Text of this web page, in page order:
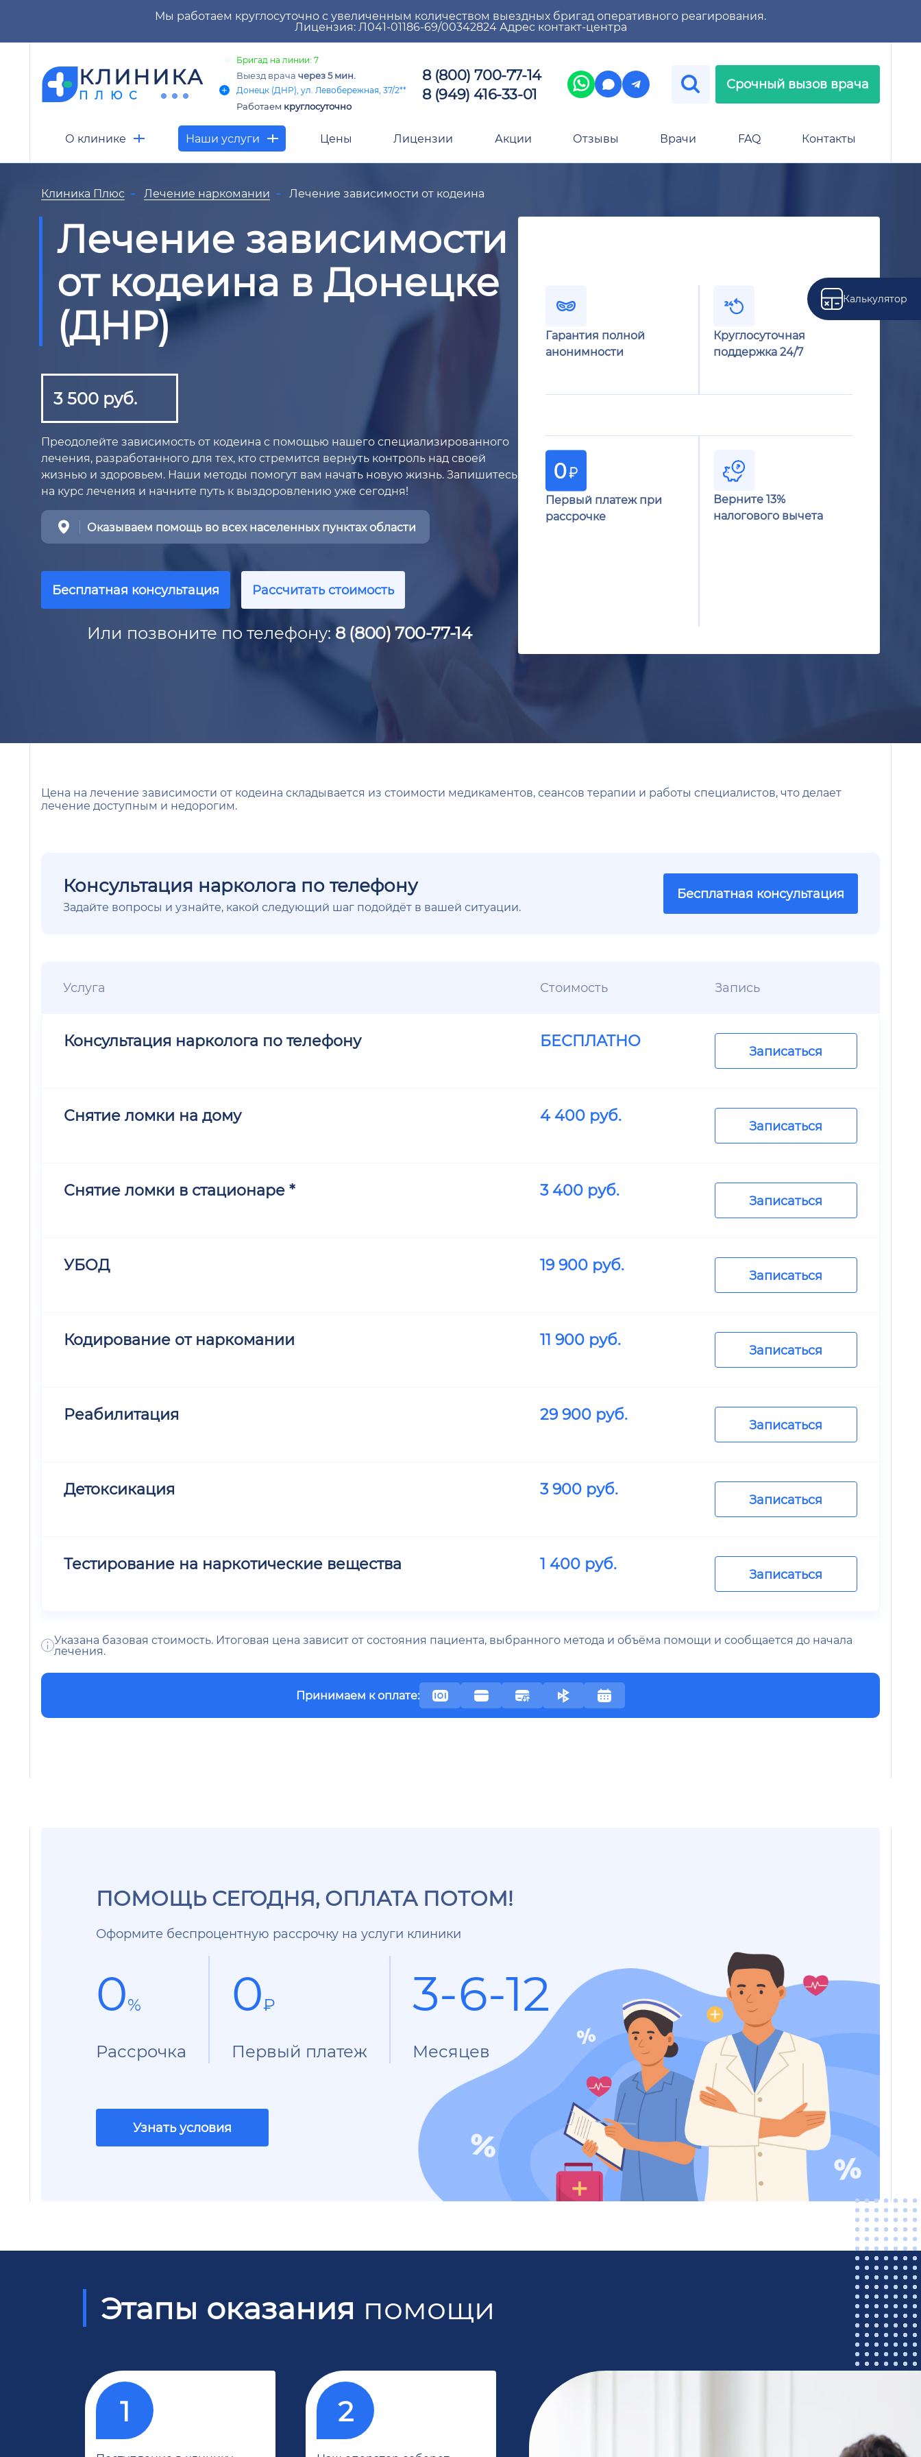
Мы работаем круглосуточно с увеличенным количеством выездных бригад оперативного реагирования.
Лицензия: Л041-01186-69/00342824 Адрес контакт-центра
КЛИНИКА
ПЛЮС
Бригад на линии: 7
Выезд врачачерез 5 мин.
Донецк (ДНР), ул. Левобережная, 37/2**
Работаем круглосуточно
8 (800) 700-77-14
8 (949) 416-33-01
Срочный вызов врача
О клинике Наши услуги Цены Лицензии Акции Отзывы Врачи FAQ Контакты
Калькулятор
Клиника Плюс Лечение наркомании Лечение зависимости от кодеина
Лечение зависимости
от кодеина в Донецке
(ДНР)
3 500 руб.
Преодолейте зависимость от кодеина с помощью нашего специализированного
лечения, разработанного для тех, кто стремится вернуть контроль над своей
жизнью и здоровьем. Наши методы помогут вам начать новую жизнь. Запишитесь
на курс лечения и начните путь к выздоровлению уже сегодня!
Оказываем помощь во всех населенных пунктах области
Бесплатная консультация Рассчитать стоимость
Или позвоните по телефону: 8 (800) 700-77-14
Гарантия полной
анонимности
Круглосуточная
поддержка 24/7
Первый платеж при
рассрочке
Верните 13%
налогового вычета
Цена на лечение зависимости от кодеина складывается из стоимости медикаментов, сеансов терапии и работы специалистов, что делает
лечение доступным и недорогим.
Консультация нарколога по телефону
Задайте вопросы и узнайте, какой следующий шаг подойдёт в вашей ситуации.
Бесплатная консультация
Услуга Стоимость Запись
Консультация нарколога по телефону БЕСПЛАТНО
Записаться
Снятие ломки на дому 4 400руб.
Записаться
Снятие ломки в стационаре * 3 400руб.
Записаться
УБОД 19 900руб.
Записаться
Кодирование от наркомании 11 900руб.
Записаться
Реабилитация 29 900руб.
Записаться
Детоксикация 3 900руб.
Записаться
Тестирование на наркотические вещества 1 400руб.
Записаться
Указана базовая стоимость. Итоговая цена зависит от состояния пациента, выбранного метода и объёма помощи и сообщается до начала
лечения.
Принимаем к оплате:
ПОМОЩЬ СЕГОДНЯ, ОПЛАТА ПОТОМ!
Оформите беспроцентную рассрочку на услуги клиники
0%
Рассрочка
0₽
Первый платеж
3-6-12
Месяцев
Узнать условия
Этапы оказания помощи